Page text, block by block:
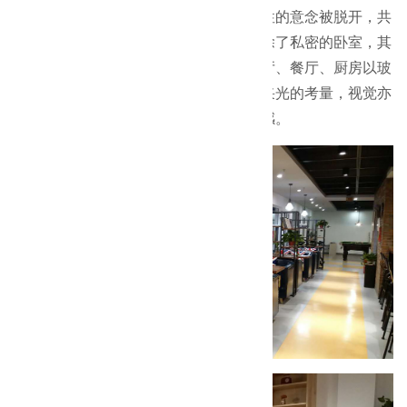
不以常态性的住家行为作为规划，机能性的意念被脱开，共
构一个自然、自在的生活空间。设计中除了私密的卧室，其
余空间皆被归类为开放或半开放性，客厅、餐厅、厨房以玻
璃推拉门让彼此互通生息，除了通风、采光的考量，视觉亦
可穿透，也为空间塑造一气呵成的整体感。